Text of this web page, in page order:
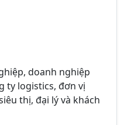
doanh nghiệp
ty logistics, đơn vị
thị, đại lý và khách